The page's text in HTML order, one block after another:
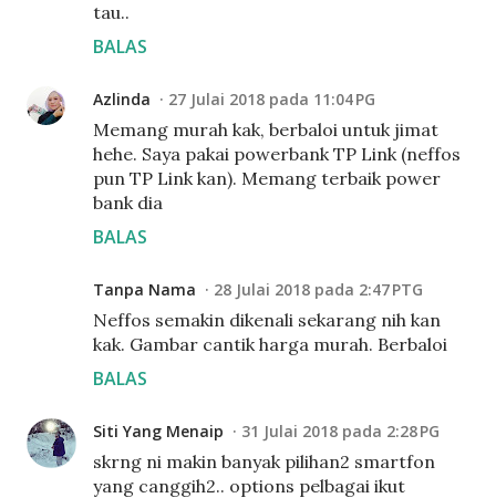
tau..
BALAS
Azlinda 27 Julai 2018 pada 11:04 PG
Memang murah kak, berbaloi untuk jimat
hehe. Saya pakai powerbank TP Link (neffos
pun TP Link kan). Memang terbaik power
bank dia
BALAS
Tanpa Nama 28 Julai 2018 pada 2:47 PTG
Neffos semakin dikenali sekarang nih kan
kak. Gambar cantik harga murah. Berbaloi
BALAS
Siti Yang Menaip 31 Julai 2018 pada 2:28 PG
skrng ni makin banyak pilihan2 smartfon
yang canggih2.. options pelbagai ikut